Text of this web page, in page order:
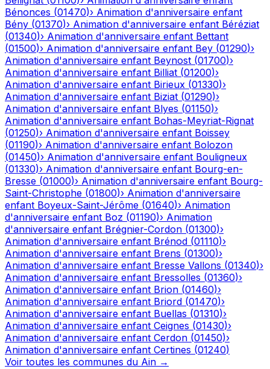
Bénonces (01470)› Animation d'anniversaire enfant
Bény (01370)› Animation d'anniversaire enfant Béréziat
(01340)› Animation d'anniversaire enfant Bettant
(01500)› Animation d'anniversaire enfant Bey (01290)›
Animation d'anniversaire enfant Beynost (01700)›
Animation d'anniversaire enfant Billiat (01200)›
Animation d'anniversaire enfant Birieux (01330)›
Animation d'anniversaire enfant Biziat (01290)›
Animation d'anniversaire enfant Blyes (01150)›
Animation d'anniversaire enfant Bohas-Meyriat-Rignat
(01250)› Animation d'anniversaire enfant Boissey
(01190)› Animation d'anniversaire enfant Bolozon
(01450)› Animation d'anniversaire enfant Bouligneux
(01330)› Animation d'anniversaire enfant Bourg-en-
Bresse (01000)› Animation d'anniversaire enfant Bourg-
Saint-Christophe (01800)› Animation d'anniversaire
enfant Boyeux-Saint-Jérôme (01640)› Animation
d'anniversaire enfant Boz (01190)› Animation
d'anniversaire enfant Brégnier-Cordon (01300)›
Animation d'anniversaire enfant Brénod (01110)›
Animation d'anniversaire enfant Brens (01300)›
Animation d'anniversaire enfant Bresse Vallons (01340)›
Animation d'anniversaire enfant Bressolles (01360)›
Animation d'anniversaire enfant Brion (01460)›
Animation d'anniversaire enfant Briord (01470)›
Animation d'anniversaire enfant Buellas (01310)›
Animation d'anniversaire enfant Ceignes (01430)›
Animation d'anniversaire enfant Cerdon (01450)›
Animation d'anniversaire enfant Certines (01240)
Voir toutes les communes du Ain →